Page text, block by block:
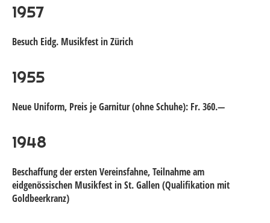
1957
Besuch Eidg. Musikfest in Zürich
1955
Neue Uniform, Preis je Garnitur (ohne Schuhe): Fr. 360.—
1948
Beschaffung der ersten Vereinsfahne, Teilnahme am
eidgenössischen Musikfest in St. Gallen (Qualifikation mit
Goldbeerkranz)